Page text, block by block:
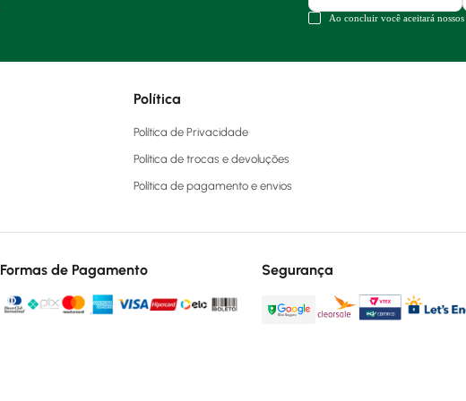
Ao concluir você aceitará nossos
Política
Política de Privacidade
Política de trocas e devoluções
Política de pagamento e envios
Formas de Pagamento Segurança